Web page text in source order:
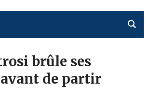
brûle ses
de partir